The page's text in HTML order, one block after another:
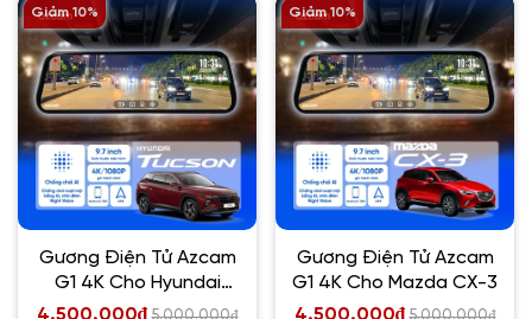
Giảm 10%
Gương Điện Tử Azcam
G1 4K Cho Hyundai
Tucson
4.500.000₫ 5.000.000₫
Giảm 10%
Gương Điện Tử Azcam
G1 4K Cho Mazda CX-3
4.500.000₫ 5.000.000₫